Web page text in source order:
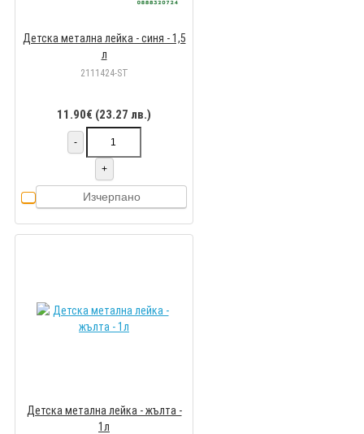
Детска метална лейка - синя - 1,5
л
2111424-ST
11.90€ (23.27 лв.)
-
+
Изчерпано
Детска метална лейка - жълта -
1л